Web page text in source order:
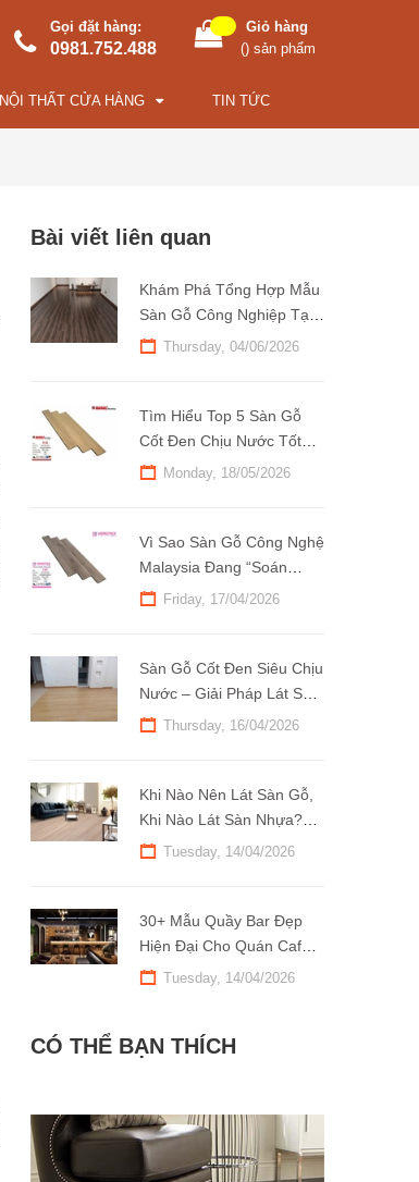
Gọi đặt hàng:
0981.752.488
Giỏ hàng
() sản phẩm
NỘI THẤT CỬA HÀNG TIN TỨC
Bài viết liên quan
Khám Phá Tổng Hợp Mẫu
Sàn Gỗ Công Nghiệp Tại
Kho Sàn Gỗ 247
Thursday, 04/06/2026
Tìm Hiểu Top 5 Sàn Gỗ
Cốt Đen Chịu Nước Tốt
Nhất Hiện Nay
Monday, 18/05/2026
Vì Sao Sàn Gỗ Công Nghệ
Malaysia Đang “Soán
Ngôi” Hàng Nhập Khẩu?
Friday, 17/04/2026
Sàn Gỗ Cốt Đen Siêu Chịu
Nước – Giải Pháp Lát Sàn
Bền Đẹp Cho Khí Hậu Việt
Thursday, 16/04/2026
Khi Nào Nên Lát Sàn Gỗ,
Khi Nào Lát Sàn Nhựa?
Tìm Hiểu Ngay!
Tuesday, 14/04/2026
30+ Mẫu Quầy Bar Đẹp
Hiện Đại Cho Quán Cafe
Thu Hút Mọi Ánh Nhìn
Tuesday, 14/04/2026
CÓ THỂ BẠN THÍCH